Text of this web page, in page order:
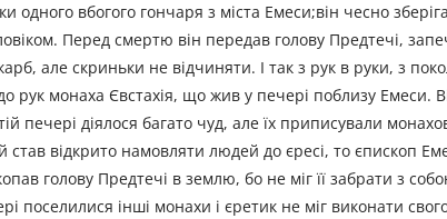
вбогого гончаря з міста Емеси;він чесно
Перед смертю він передав голову Предтечі,
але скриньки не відчиняти. І так з рук в руки, з
рук монаха Євстахія, що жив у печері поблизу Емеси.
печері діялося багато чуд, але їх приписували
став відкрито намовляти людей до єресі, то єпископ
голову Предтечі в землю, бо не міг її забрати з
поселилися інші монахи і єретик не міг виконати